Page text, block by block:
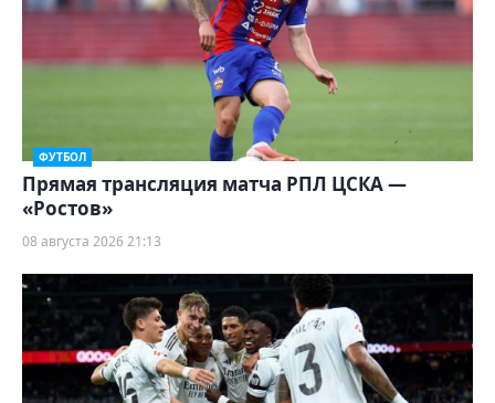
ФУТБОЛ
Прямая трансляция матча РПЛ ЦСКА —
«Ростов»
08 августа 2026 21:13